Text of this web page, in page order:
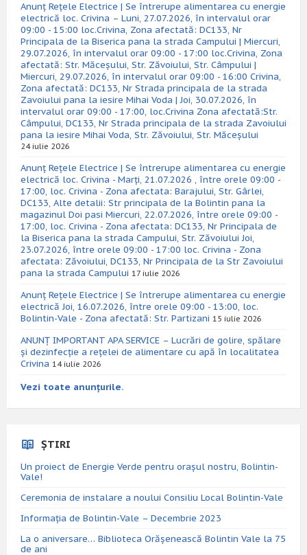
Anunț Rețele Electrice | Se întrerupe alimentarea cu energie
electrică loc. Crivina – Luni, 27.07.2026, în intervalul orar
09:00 - 15:00 loc.Crivina, Zona afectată: DC133, Nr
Principala de la Biserica pana la strada Campului | Miercuri,
29.07.2026, în intervalul orar 09:00 - 17:00 loc.Crivina, Zona
afectată: Str. Măceșului, Str. Zăvoiului, Str. Câmpului |
Miercuri, 29.07.2026, în intervalul orar 09:00 - 16:00 Crivina,
Zona afectată: DC133, Nr Strada principala de la strada
Zavoiului pana la iesire Mihai Voda | Joi, 30.07.2026, în
intervalul orar 09:00 - 17:00, loc.Crivina Zona afectată:Str.
Câmpului, DC133, Nr Strada principala de la strada Zavoiului
pana la iesire Mihai Voda, Str. Zăvoiului, Str. Măceșului
24 iulie 2026
Anunț Rețele Electrice | Se întrerupe alimentarea cu energie
electrică loc. Crivina - Marți, 21.07.2026 , între orele 09:00 -
17:00, loc. Crivina - Zona afectata: Barajului, Str. Gârlei,
DC133, Alte detalii: Str principala de la Bolintin pana la
magazinul Doi pasi Miercuri, 22.07.2026, între orele 09:00 -
17:00, loc. Crivina - Zona afectata: DC133, Nr Principala de
la Biserica pana la strada Campului, Str. Zăvoiului Joi,
23.07.2026, între orele 09:00 - 17:00 loc. Crivina - Zona
afectata: Zăvoiului, DC133, Nr Principala de la Str Zavoiului
pana la strada Campului 17 iulie 2026
Anunț Rețele Electrice | Se întrerupe alimentarea cu energie
electrică Joi, 16.07.2026, între orele 09:00 - 13:00, loc.
Bolintin-Vale - Zona afectată: Str. Partizani 15 iulie 2026
ANUNȚ IMPORTANT APA SERVICE – Lucrări de golire, spălare
și dezinfecție a rețelei de alimentare cu apă în localitatea
Crivina 14 iulie 2026
Vezi toate anunțurile.
ȘTIRI
Un proiect de Energie Verde pentru orașul nostru, Bolintin-
Vale!
Ceremonia de instalare a noului Consiliu Local Bolintin-Vale
Informația de Bolintin-Vale – Decembrie 2023
La o aniversare… Biblioteca Orăşenească Bolintin Vale la 75
de ani